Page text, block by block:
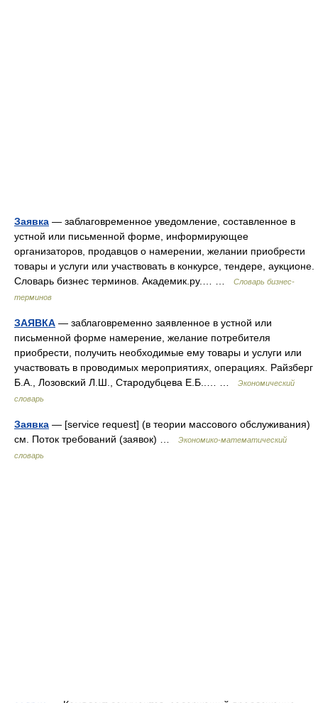
Заявка — заблаговременное уведомление, составленное в
устной или письменной форме, информирующее
организаторов, продавцов о намерении, желании приобрести
товары и услуги или участвовать в конкурсе, тендере, аукционе.
Словарь бизнес терминов. Академик.ру.… …
Словарь бизнес-
терминов
ЗАЯВКА — заблаговременно заявленное в устной или
письменной форме намерение, желание потребителя
приобрести, получить необходимые ему товары и услуги или
участвовать в проводимых мероприятиях, операциях. Райзберг
Б.А., Лозовский Л.Ш., Стародубцева Е.Б..… …
Экономический
словарь
Заявка — [service request] (в теории массового обслуживания)
см. Поток требований (заявок) …
Экономико-математический
словарь